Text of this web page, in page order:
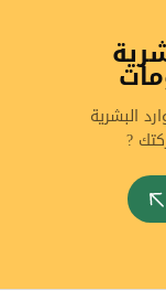
البشرية
?